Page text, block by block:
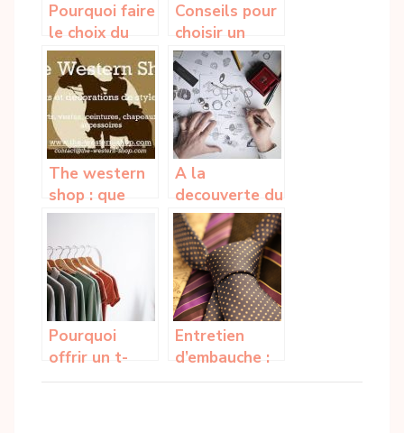
Pourquoi faire
le choix du
Made in
France ?
Conseils pour
choisir un
meilleur
parapluie
The western
shop : que
faut-il savoir
A la
decouverte du
bijou cœur de
l’ocean
Pourquoi
offrir un t-
shirt a son
Entretien
d’embauche :
quelle tenue